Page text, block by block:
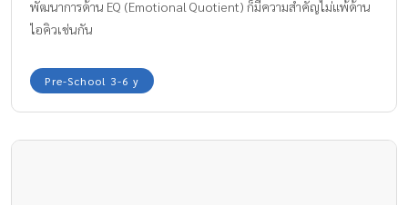
พัฒนาการด้าน EQ (Emotional Quotient) ก็มีความสำคัญไม่แพ้ด้าน
ไอคิวเช่นกัน
Pre-School 3-6 y